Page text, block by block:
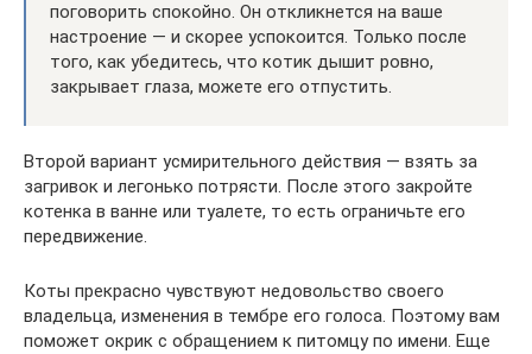
поговорить спокойно. Он откликнется на ваше
настроение — и скорее успокоится. Только после
того, как убедитесь, что котик дышит ровно,
закрывает глаза, можете его отпустить.
Второй вариант усмирительного действия — взять за
загривок и легонько потрясти. После этого закройте
котенка в ванне или туалете, то есть ограничьте его
передвижение.
Коты прекрасно чувствуют недовольство своего
владельца, изменения в тембре его голоса. Поэтому вам
поможет окрик с обращением к питомцу по имени. Еще